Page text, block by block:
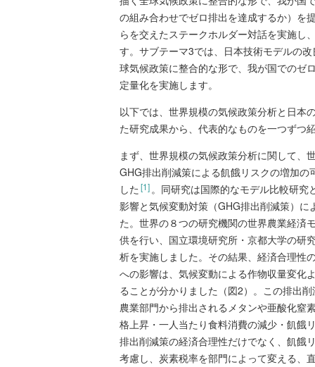
の組み合わせでゼロ排出を達成するか）を
らを交えたステークホルダー対話を実施し
す。サブテーマ3では、日本技術モデルの
球気候政策に整合的な形で、我が国でのゼ
定量化を実施します。
以下では、世界規模の気候政策分析と日本
た研究成果から、代表的なものを一つずつ
まず、世界規模の気候政策分析に関して、
GHG排出削減策による飢餓リスクの増加
した [1]。同研究は国際的なモデル比較研
影響と気候変動対策（GHG排出削減策）
た。世界の８つの研究機関の世界農業経済
供を行い、国立環境研究所・京都大学の研
析を実施しました。その結果、経済合理性
への影響は、気候変動による作物収量変化
ることが分かりました（図2）。この排出
農業部門から排出されるメタンや亜酸化窒
格上昇・一人当たり食料消費の減少・飢餓
排出削減策の経済合理性だけでなく、飢餓
考慮し、炭素税率を部門によって変える、